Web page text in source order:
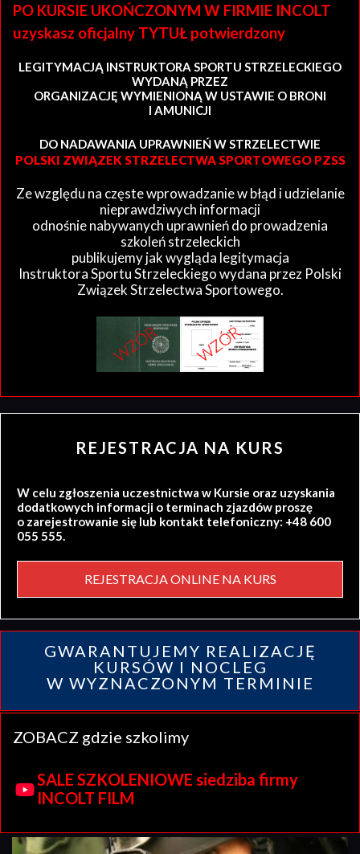
PO KURSIE UKOŃCZONYM W FIRMIE INCOLT
uzyskasz oficjalny TYTUŁ potwierdzony
LEGITYMACJĄ INSTRUKTORA SPORTU STRZELECKIEGO
WYDANĄ PRZEZ
ORGANIZACJĘ WYMIENIONĄ W USTAWIE O BRONI
I AMUNICJI
DO NADAWANIA UPRAWNIEŃ W STRZELECTWIE
POLSKI ZWIĄZEK STRZELECTWA SPORTOWEGO PZSS
Ze względu na częste wprowadzanie w błąd i udzielanie
nieprawdziwych informacji
odnośnie nabywanych uprawnień do prowadzenia
szkoleń strzeleckich
publikujemy jak wygląda legitymacja
Instruktora Sportu Strzeleckiego wydana przez Polski
Związek Strzelectwa Sportowego.
REJESTRACJA NA KURS
W celu zgłoszenia uczestnictwa w Kursie oraz uzyskania
dodatkowych informacji o terminach zjazdów proszę
o zarejestrowanie się lub kontakt telefoniczny: +48 600
055 555.
REJESTRACJA ONLINE NA KURS
GWARANTUJEMY REALIZACJĘ
KURSÓW I NOCLEG
W WYZNACZONYM TERMINIE
ZOBACZ gdzie szkolimy
SALE SZKOLENIOWE siedziba firmy
INCOLT FILM